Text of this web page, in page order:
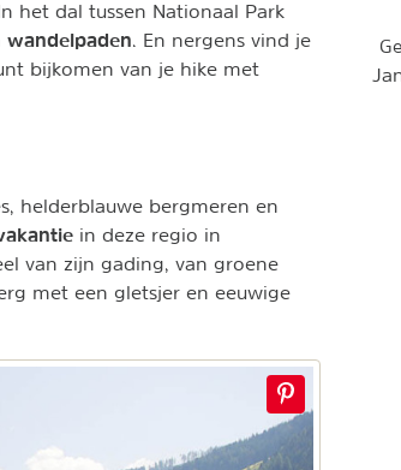
het dal tussen Nationaal Park
wandelpaden. En nergens vind je
bijkomen van je hike met
helderblauwe bergmeren en
in deze regio in
van zijn gading, van groene
met een gletsjer en eeuwige